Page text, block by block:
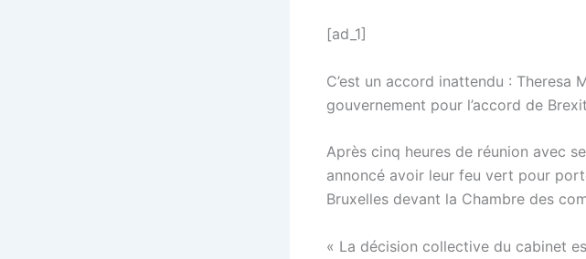
[ad_1]
C’est un accord inattendu : Theresa
gouvernement pour l’accord de
Après cinq heures de réunion avec
annoncé avoir leur feu vert pour
Bruxelles devant la Chambre des
« La décision collective du cabinet